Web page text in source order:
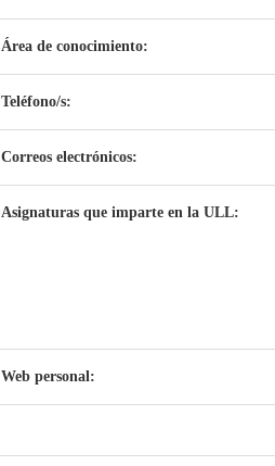
Área de conocimiento:
Teléfono/s:
Correos electrónicos:
Asignaturas que imparte en la ULL:
Web personal: